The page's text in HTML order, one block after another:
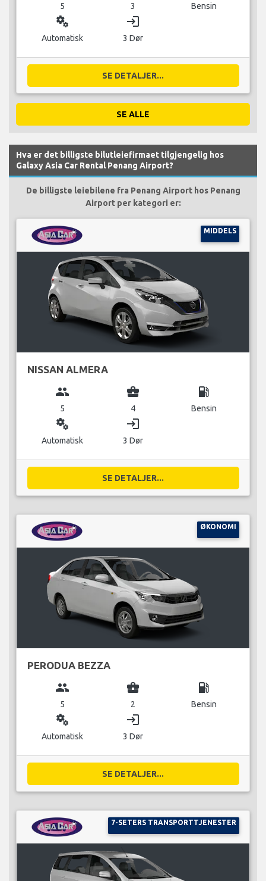
5 3 Bensin
miscellaneous_services
Automatisk
login
3 Dør
SE DETALJER...
SE ALLE
Hva er det billigste bilutleiefirmaet tilgjengelig hos
Galaxy Asia Car Rental Penang Airport?
De billigste leiebilene fra Penang Airport hos Penang
Airport per kategori er:
MIDDELS
NISSAN ALMERA
group
5
business_center
4
local_gas_station
Bensin
miscellaneous_services
Automatisk
login
3 Dør
SE DETALJER...
ØKONOMI
PERODUA BEZZA
group
5
business_center
2
local_gas_station
Bensin
miscellaneous_services
Automatisk
login
3 Dør
SE DETALJER...
7-SETERS TRANSPORTTJENESTER